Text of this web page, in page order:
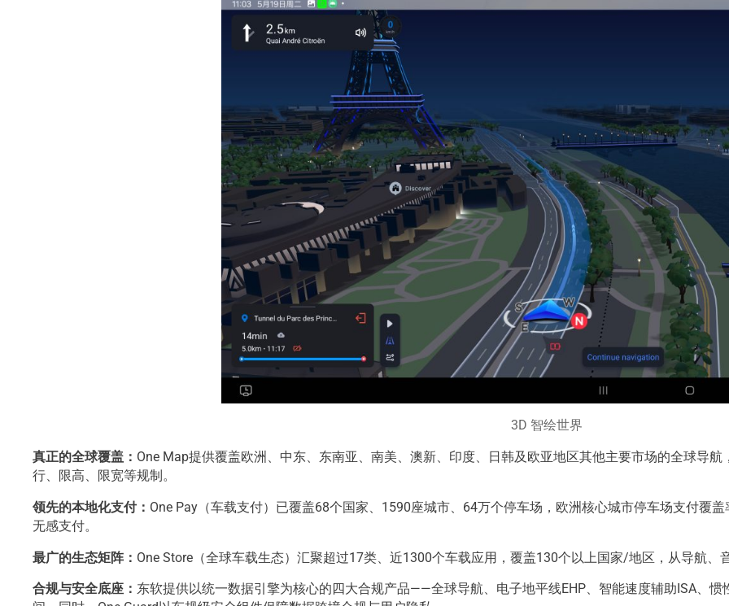
3D 智绘世界
真正的全球覆盖： One Map提供覆盖欧洲、中东、东南亚、南美、澳新、印度、日韩及欧亚地区其他主要市场的全球导
行、限高、限宽等规制。
领先的本地化支付： One Pay（车载支付）已覆盖68个国家、1590座城市、64万个停车场，欧洲核心城市停车场支付覆
无感支付。
最广的生态矩阵： One Store（全球车载生态）汇聚超过17类、近1300个车载应用，覆盖130个以上国家/地区，从导航、
合规与安全底座： 东软提供以统一数据引擎为核心的四大合规产品——全球导航、电子地平线EHP、智能速度辅助ISA、